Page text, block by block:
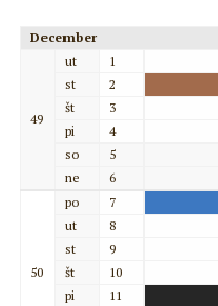
December
49
ut
1
st
2
št
3
pi
4
so
5
ne
6
50
po
7
ut
8
st
9
št
10
pi
11